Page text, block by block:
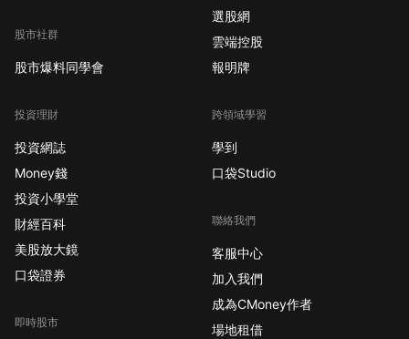
股市社群
股市爆料同學會
投資理財
投資網誌
Money錢
投資小學堂
財經百科
美股放大鏡
口袋證券
即時股市
選股網
雲端控股
報明牌
跨領域學習
學到
口袋Studio
聯絡我們
客服中心
加入我們
成為CMoney作者
場地租借